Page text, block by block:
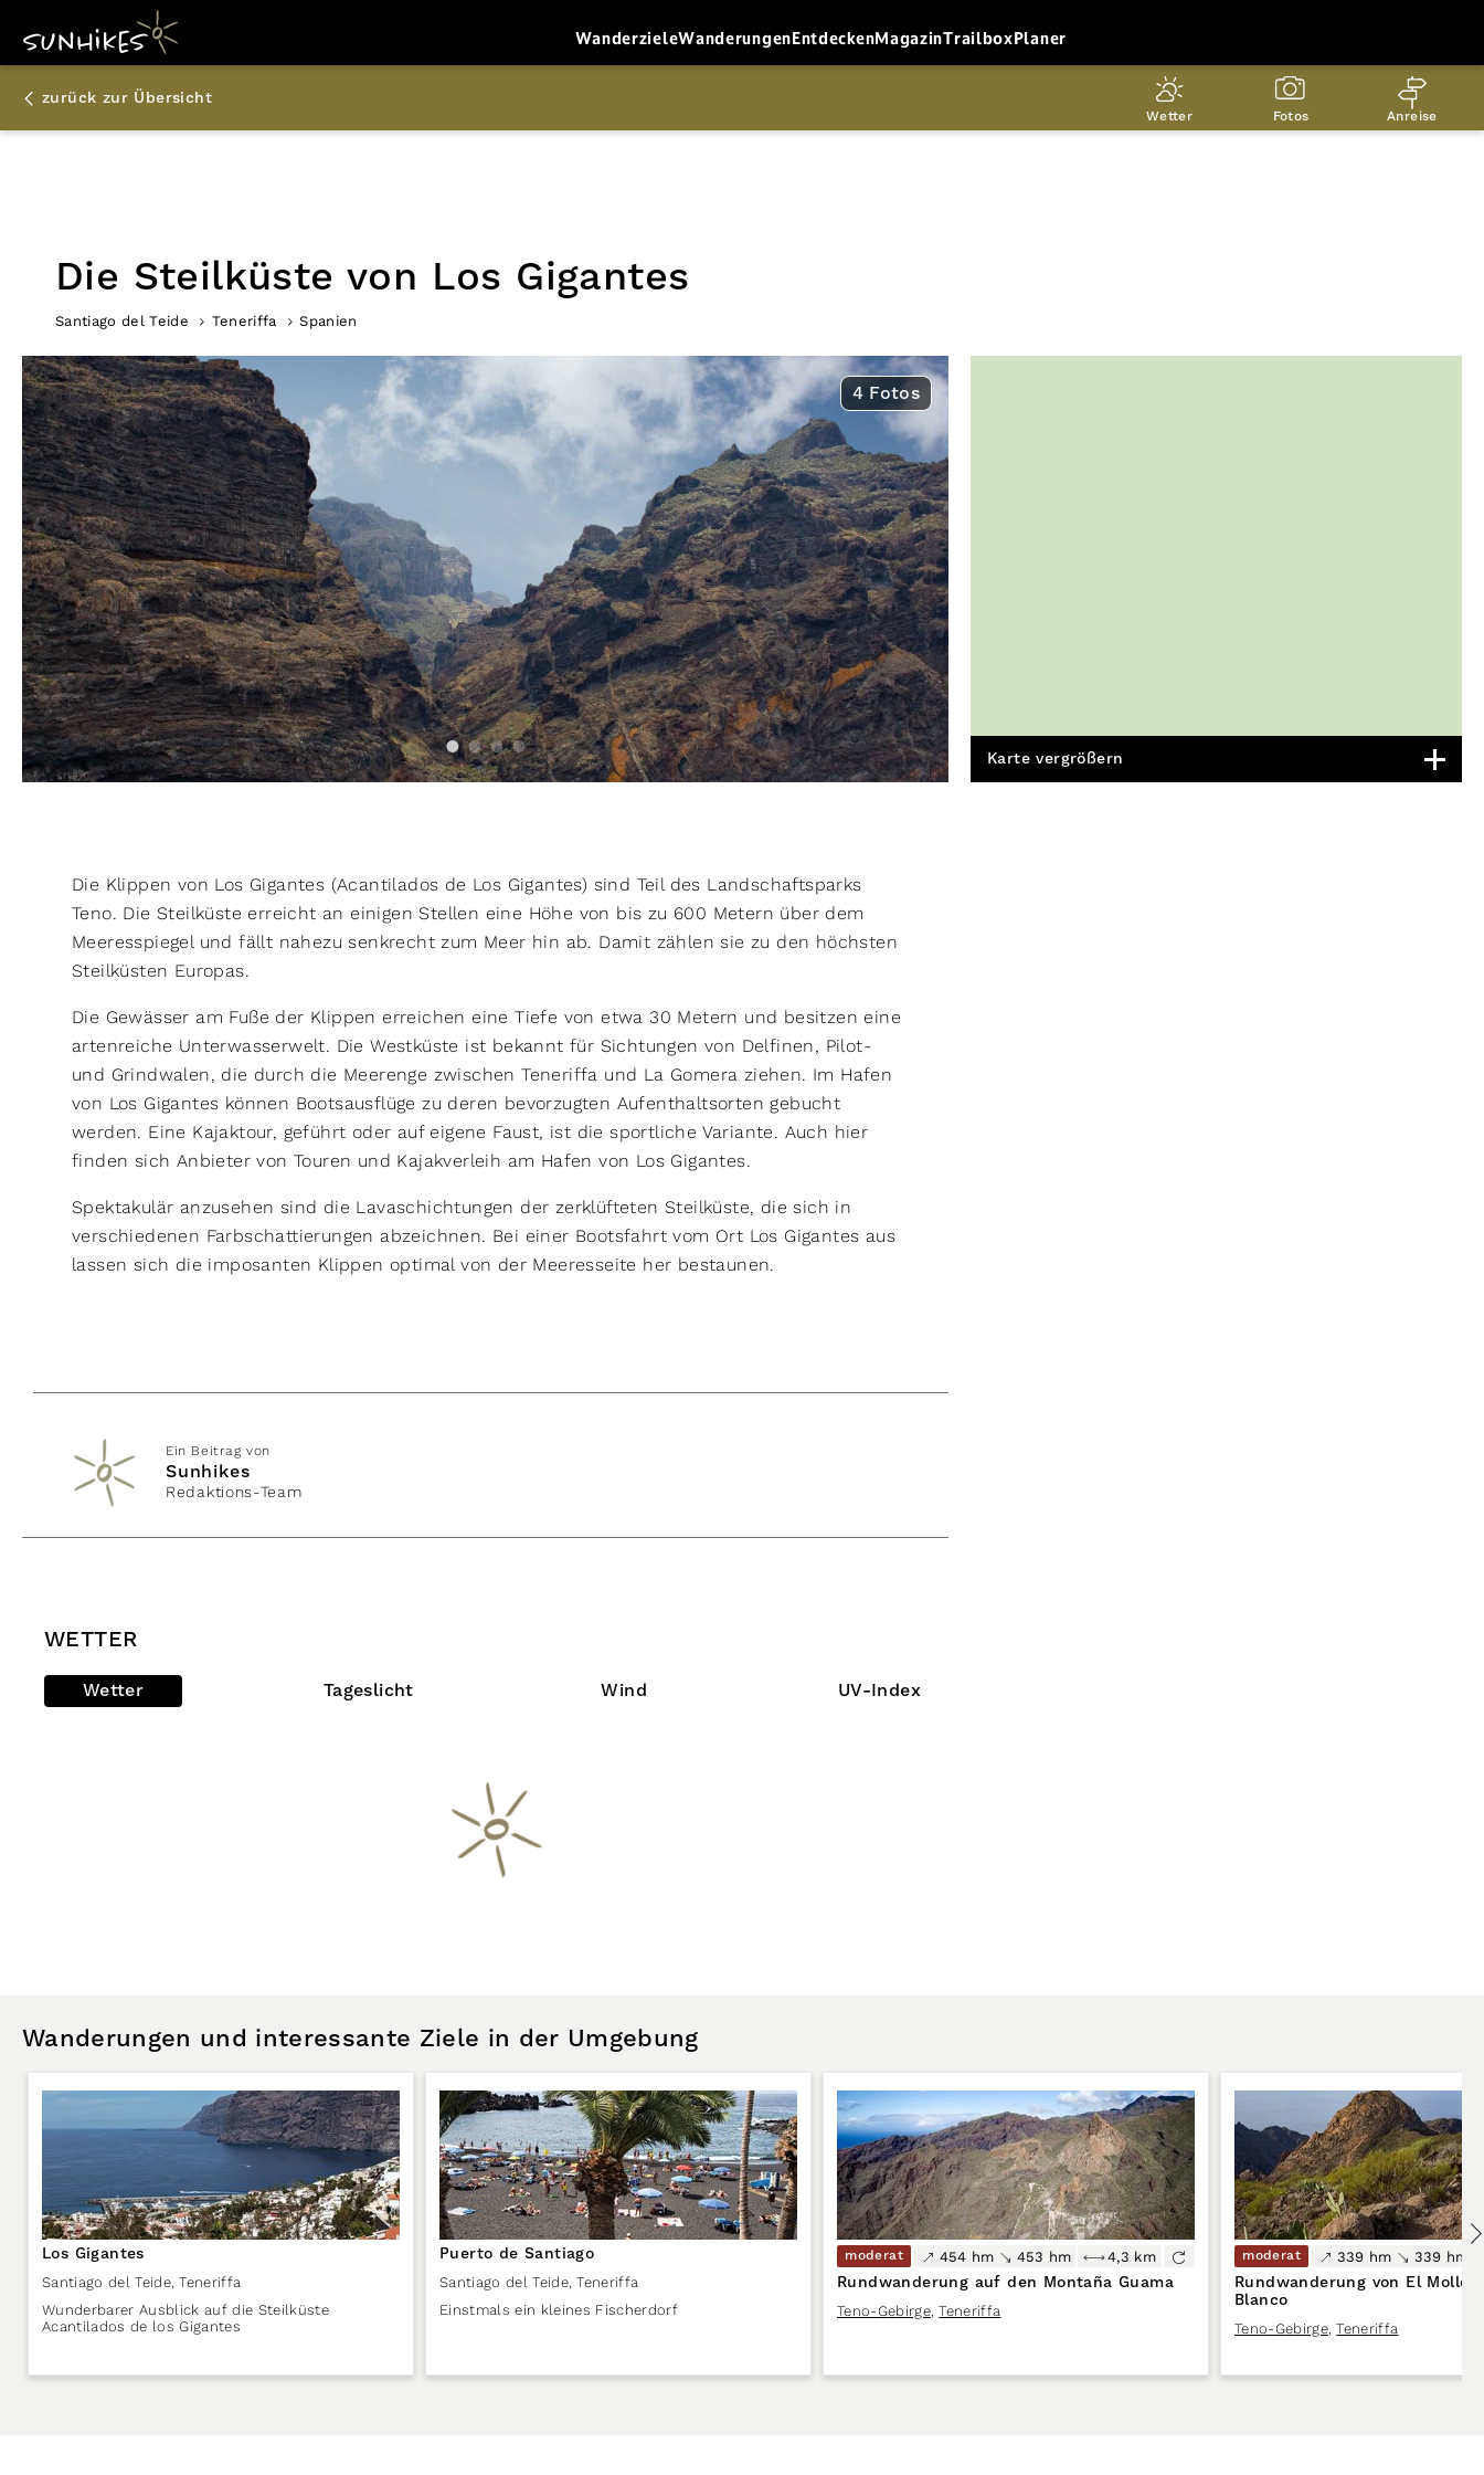
WanderzieleWanderungenEntdeckenMagazinTrailboxPlaner
zurück zur Übersicht
Wetter Fotos Anreise
Die Steilküste von Los Gigantes
Santiago del Teide Teneriffa Spanien
4 Fotos
Die Klippen von Los Gigantes (Acantilados de Los Gigantes) sind Teil des Landschaftsparks
Teno. Die Steilküste erreicht an einigen Stellen eine Höhe von bis zu 600 Metern über dem
Meeresspiegel und fällt nahezu senkrecht zum Meer hin ab. Damit zählen sie zu den höchsten
Steilküsten Europas.
Die Gewässer am Fuße der Klippen erreichen eine Tiefe von etwa 30 Metern und besitzen eine
artenreiche Unterwasserwelt. Die Westküste ist bekannt für Sichtungen von Delfinen, Pilot-
und Grindwalen, die durch die Meerenge zwischen Teneriffa und La Gomera ziehen. Im Hafen
von Los Gigantes können Bootsausflüge zu deren bevorzugten Aufenthaltsorten gebucht
werden. Eine Kajaktour, geführt oder auf eigene Faust, ist die sportliche Variante. Auch hier
finden sich Anbieter von Touren und Kajakverleih am Hafen von Los Gigantes.
Spektakulär anzusehen sind die Lavaschichtungen der zerklüfteten Steilküste, die sich in
verschiedenen Farbschattierungen abzeichnen. Bei einer Bootsfahrt vom Ort Los Gigantes aus
lassen sich die imposanten Klippen optimal von der Meeresseite her bestaunen.
Ein Beitrag von
Sunhikes
Redaktions-Team
WETTER
Wetter Tageslicht Wind UV-Index
Karte vergrößern
Wanderungen und interessante Ziele in der Umgebung
Los Gigantes
Santiago del Teide, Teneriffa
Wunderbarer Ausblick auf die Steilküste
Acantilados de los Gigantes
Puerto de Santiago
Santiago del Teide, Teneriffa
Einstmals ein kleines Fischerdorf
moderat 454 hm 453 hm 4,3 km
Rundwanderung auf den Montaña Guama
Teno-Gebirge, Teneriffa
moderat 339 hm 339 hm
Rundwanderung von El
Blanco
Teno-Gebirge, Teneriffa